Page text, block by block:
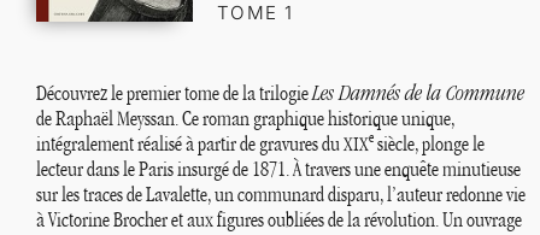
TOME 1
Découvrez le premier tome de la trilogieLes Damnés de la Commune
de Raphaël Meyssan. Ce roman graphique historique unique,
intégralement réalisé à partir de gravures duXIXe siècle, plonge le
lecteur dans le Paris insurgé de 1871. À travers une enquête minutieuse
sur les traces de Lavalette, un communard disparu, l’auteur redonne vie
à Victorine Brocher et aux figures oubliées de la révolution. Un ouvrage